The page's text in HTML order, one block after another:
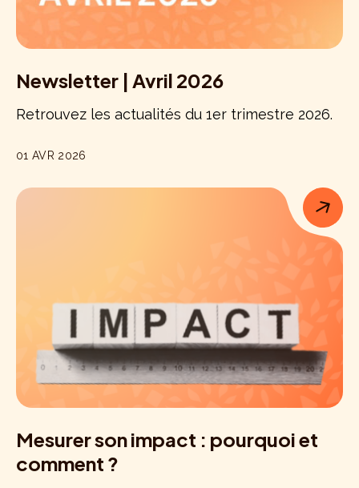
Newsletter | Avril 2026
Retrouvez les actualités du 1er trimestre 2026.
01 AVR 2026
Mesurer son impact : pourquoi et
comment ?